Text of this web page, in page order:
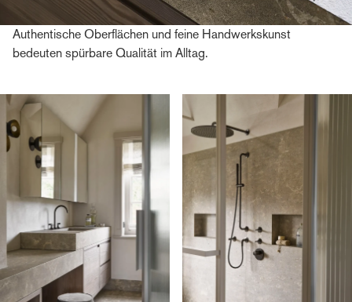
Authentische Oberflächen und feine Handwerkskunst
bedeuten spürbare Qualität im Alltag.